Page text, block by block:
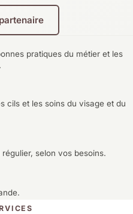
pratiques du métier et les
cils et les soins du visage et du
selon vos besoins.